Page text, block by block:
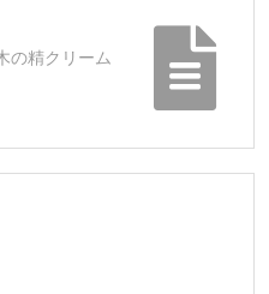
の精クリーム